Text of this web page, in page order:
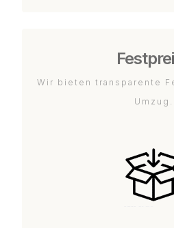
Wir bieten transparente
Umzug.